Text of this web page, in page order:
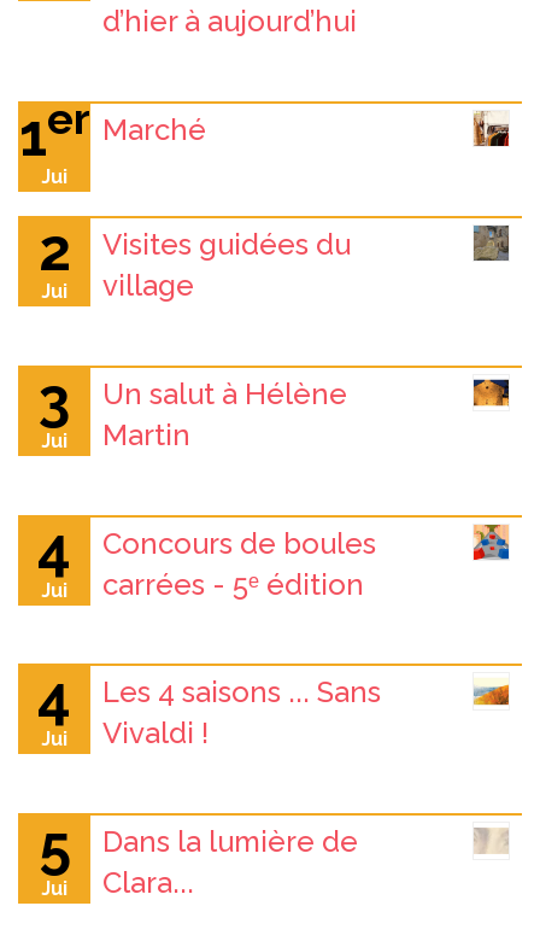
d’hier à aujourd’hui
1er
Jui
Marché
2
Jui
Visites guidées du
village
3
Jui
Un salut à Hélène
Martin
4
Jui
Concours de boules
carrées - 5ᵉ édition
4
Jui
Les 4 saisons ... Sans
Vivaldi !
5
Jui
Dans la lumière de
Clara...